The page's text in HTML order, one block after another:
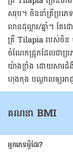
សរុប។ ចិន​នាំត្រី​ប្រ
លាន​ដុល្លារ/ឆ្នាំ។ ត
ត្រី Tilapia របស់​ចិ
ចំណែក​ជ្រូកដែល​ជាប្រ
យ៉ាងខ្លាំង ដោយសារ​
ហុងកុង បណ្ដាល​ឲ្យ​អាជ្
គណនា BMI
អ្នកភេទអ្វីដែរ?